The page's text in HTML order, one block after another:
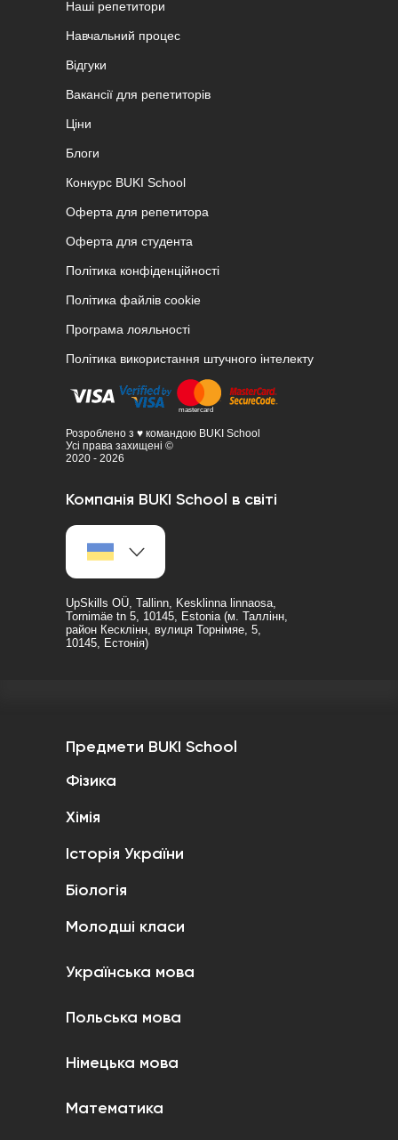
Наші репетитори
Навчальний процес
Відгуки
Вакансії для репетиторів
Ціни
Блоги
Конкурс BUKI School
Оферта для репетитора
Оферта для студента
Політика конфіденційності
Політика файлів cookie
Програма лояльності
Політика використання штучного інтелекту
Розроблено з ♥ командою BUKI School
Усі права захищені ©
2020 - 2026
Компанія BUKI School в світі
UpSkills OÜ, Tallinn, Kesklinna linnaosa,
Tornimäe tn 5, 10145, Estonia (м. Таллінн,
район Кесклінн, вулиця Торнімяе, 5,
10145, Естонія)
Предмети BUKI School
Фізика
Хімія
Історія України
Біологія
Молодші класи
Українська мова
Польська мова
Німецька мова
Математика